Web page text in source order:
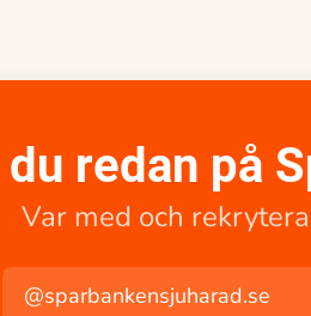
redan på
Var med och
@sparbankensjuharad.se